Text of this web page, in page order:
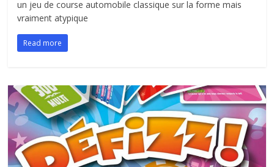
un jeu de course automobile classique sur la forme mais
vraiment atypique
Read more